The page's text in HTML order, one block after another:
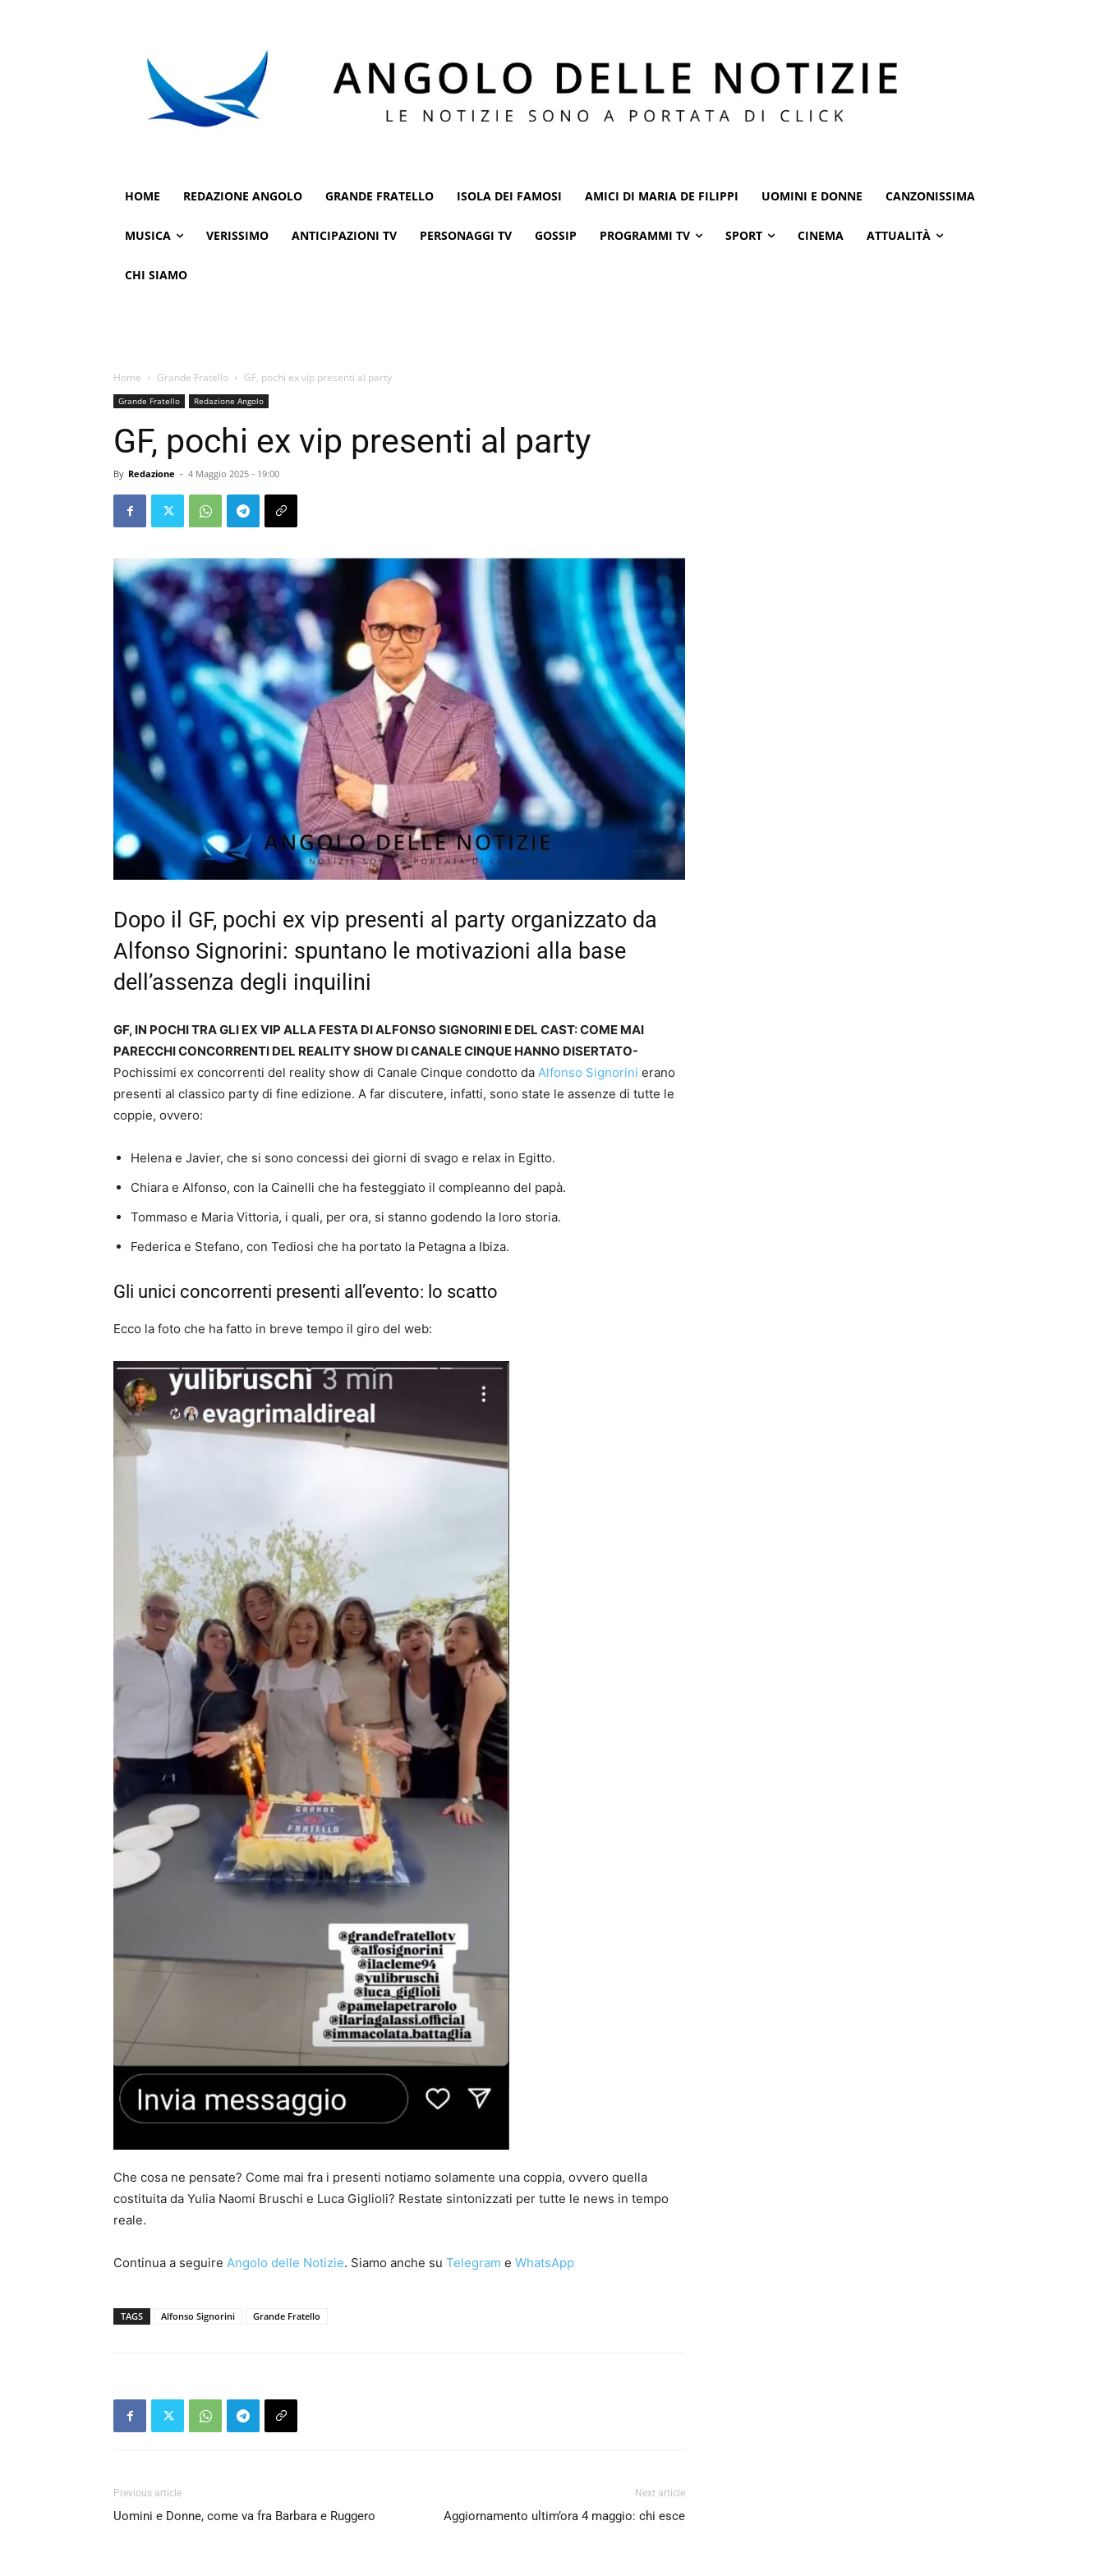
HOME REDAZIONE ANGOLO GRANDE FRATELLO ISOLA DEI FAMOSI AMICI DI MARIA DE FILIPPI UOMINI E DONNE CANZONISSIMA
MUSICA VERISSIMO ANTICIPAZIONI TV PERSONAGGI TV GOSSIP PROGRAMMI TV SPORT CINEMA ATTUALITÀ
CHI SIAMO
Home Grande Fratello GF, pochi ex vip presenti al party
Grande Fratello Redazione Angolo
GF, pochi ex vip presenti al party
By Redazione - 4 Maggio 2025 - 19:00
Dopo il GF, pochi ex vip presenti al party organizzato da
Alfonso Signorini: spuntano le motivazioni alla base
dell’assenza degli inquilini
GF, IN POCHI TRA GLI EX VIP ALLA FESTA DI ALFONSO SIGNORINI E DEL CAST: COME MAI
PARECCHI CONCORRENTI DEL REALITY SHOW DI CANALE CINQUE HANNO DISERTATO-
Pochissimi ex concorrenti del reality show di Canale Cinque condotto da Alfonso Signorini erano
presenti al classico party di fine edizione. A far discutere, infatti, sono state le assenze di tutte le
coppie, ovvero:
Helena e Javier, che si sono concessi dei giorni di svago e relax in Egitto.
Chiara e Alfonso, con la Cainelli che ha festeggiato il compleanno del papà.
Tommaso e Maria Vittoria, i quali, per ora, si stanno godendo la loro storia.
Federica e Stefano, con Tediosi che ha portato la Petagna a Ibiza.
Gli unici concorrenti presenti all’evento: lo scatto
Ecco la foto che ha fatto in breve tempo il giro del web:
Che cosa ne pensate? Come mai fra i presenti notiamo solamente una coppia, ovvero quella
costituita da Yulia Naomi Bruschi e Luca Giglioli? Restate sintonizzati per tutte le news in tempo
reale.
Continua a seguire Angolo delle Notizie. Siamo anche su Telegram e WhatsApp
TAGS Alfonso Signorini Grande Fratello
Previous article
Uomini e Donne, come va fra Barbara e Ruggero
Next article
Aggiornamento ultim’ora 4 maggio: chi esce